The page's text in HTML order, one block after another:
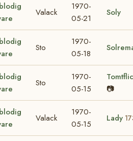
Valack
1970-
05-21
Soly
Sto
1970-
05-18
Sto
1970-
05-15
📷
Valack
1970-
05-15
Lady